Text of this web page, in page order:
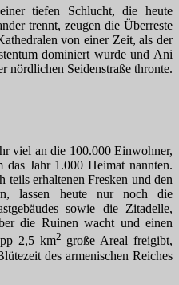
tiefen Schlucht, die heute
trennt, zeugen die Überreste
von einer Zeit, als der
dominiert wurde und Ani
nördlichen Seidenstraße thronte.
viel an die 100.000 Einwohner,
das Jahr 1.000 Heimat nannten.
teils erhaltenen Fresken und den
lassen heute nur noch die
sowie die Zitadelle,
die Ruinen wacht und einen
2,5 km2 große Areal freigibt,
des armenischen Reiches